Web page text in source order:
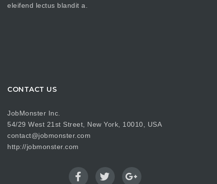
eleifend lectus blandit a.
CONTACT US
JobMonster Inc.
54/29 West 21st Street, New York, 10010, USA
contact@jobmonster.com
http://jobmonster.com